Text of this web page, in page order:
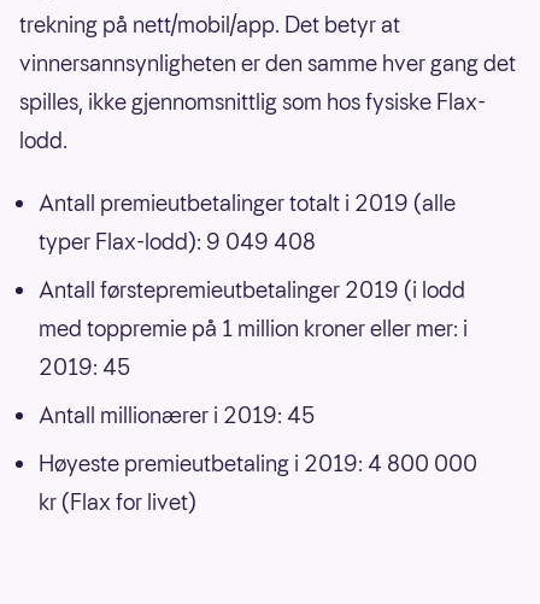
trekning på nett/mobil/app. Det betyr at
vinnersannsynligheten er den samme hver gang det
spilles, ikke gjennomsnittlig som hos fysiske Flax-
lodd.
Antall premieutbetalinger totalt i 2019 (alle
typer Flax-lodd): 9 049 408
Antall førstepremieutbetalinger 2019 (i lodd
med toppremie på 1 million kroner eller mer: i
2019: 45
Antall millionærer i 2019: 45
Høyeste premieutbetaling i 2019: 4 800 000
kr (Flax for livet)